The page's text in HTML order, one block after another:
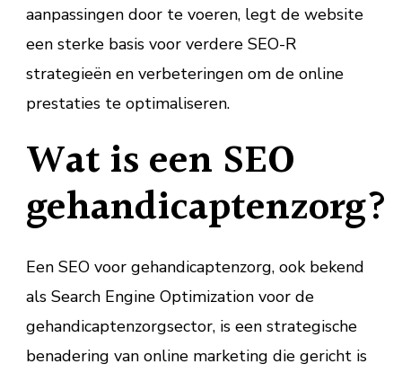
aanpassingen door te voeren, legt de website
een sterke basis voor verdere SEO-R
strategieën en verbeteringen om de online
prestaties te optimaliseren.
Wat is een SEO
gehandicaptenzorg?
Een SEO voor gehandicaptenzorg, ook bekend
als Search Engine Optimization voor de
gehandicaptenzorgsector, is een strategische
benadering van online marketing die gericht is